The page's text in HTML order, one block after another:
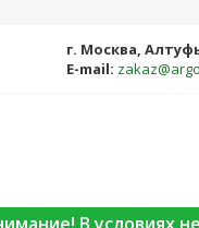
г. Москва,
E-mail: